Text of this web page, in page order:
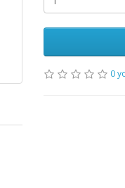
0